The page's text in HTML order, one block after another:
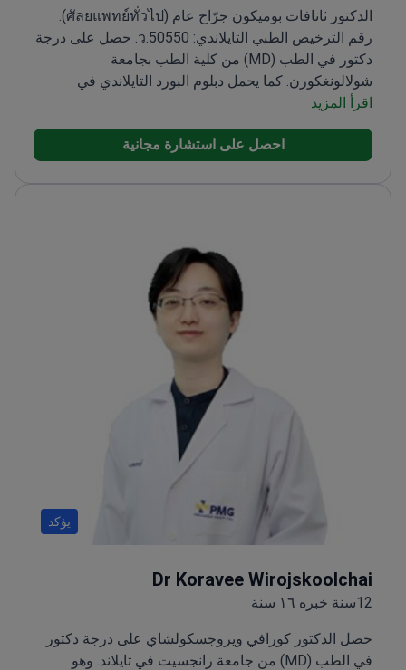
الدكتور ثانافات بوميكون جرّاح عام (ศัลยแพทย์ทั่วไป).
رقم الترخيص الطبي التايلاندي: ว.50550. حصل على درجة
دكتور في الطب (MD) من كلية الطب بجامعة
شولالونغكورن. كما يحمل دبلوم البورد التايلاندي في
الجراحة العامة من مستشفى روي إت، وزارة الصحة.
وحصوات المرارة. ويعالج أمراض الجهاز الهضمي. ويُجري
القولون. اللغات: التايلاندية (الرئيسية) والإنجليزية (مستوى
اقرأ المزيد
احصل على استشارة مجانية
يؤكد
Dr Koravee Wirojskoolchai
12سنة خبره ١٦ سنة
حصل الدكتور كورافي ويروجسكولشاي على درجة دكتور
في الطب (MD) من جامعة رانجسيت في تايلاند. وهو